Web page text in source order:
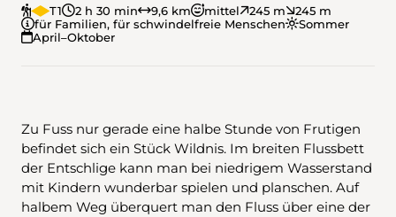
T1 2 h 30 min 9,6 km mittel 245 m
245 m
für Familien, für schwindelfreie Menschen
Sommer
April–Oktober
Zu Fuss nur gerade eine halbe Stunde von Frutigen
befindet sich ein Stück Wildnis. Im breiten Flussbett
der Entschlige kann man bei niedrigem Wasserstand
mit Kindern wunderbar spielen und planschen. Auf
halbem Weg überquert man den Fluss über eine der